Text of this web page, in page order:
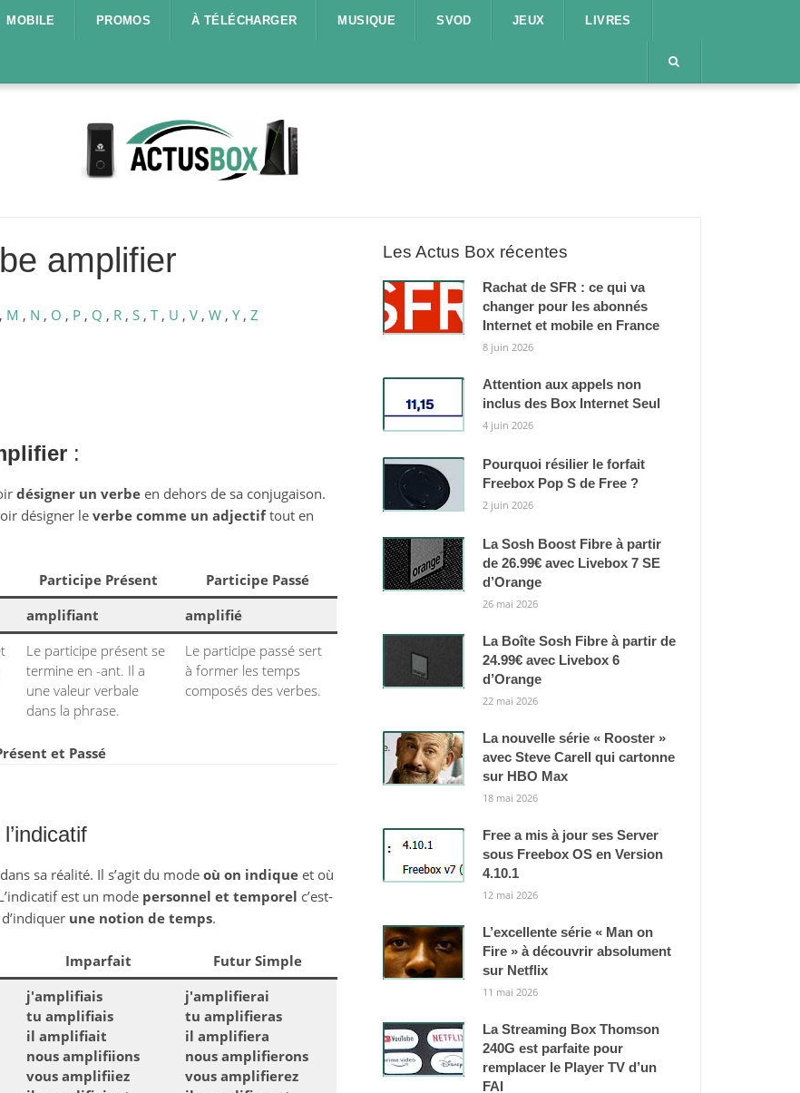
MOBILE PROMOS À TÉLÉCHARGER MUSIQUE SVOD JEUX LIVRES
amplifier
M , N , O , P, Q , R, S, T, U , V, W, Y, Z
:
désigner un verbeen dehors de sa conjugaison.
désigner le verbe comme un adjectiftout en
Participe Présent
Participe Passé
amplifiant
amplifié
Le participe présent se
termine en -ant. Il a
une valeur verbale
dans la phrase.
Le participe passé sert
à former les temps
composés des verbes.
et Passé
sa réalité. Il s’agit du mode où on indiqueet où
est un mode personnel et temporel c’est-
une notion de temps.
Imparfait
Futur Simple
j'amplifiais
tu amplifiais
il amplifiait
nous amplifiions
vous amplifiiez
j'amplifierai
tu amplifieras
il amplifiera
nous amplifierons
vous amplifierez
Les Actus Box récentes
Rachat de SFR : ce qui va
changer pour les abonnés
Internet et mobile en France
8 juin 2026
Attention aux appels non
inclus des Box Internet Seul
4 juin 2026
Pourquoi résilier le forfait
Freebox Pop S de Free ?
2 juin 2026
La Sosh Boost Fibre à partir
de 26.99€ avec Livebox 7 SE
d’Orange
26 mai 2026
La Boîte Sosh Fibre à partir de
24.99€ avec Livebox 6
d’Orange
22 mai 2026
La nouvelle série « Rooster »
avec Steve Carell qui cartonne
sur HBO Max
18 mai 2026
Free a mis à jour ses Server
sous Freebox OS en Version
4.10.1
12 mai 2026
L’excellente série « Man on
Fire » à découvrir absolument
sur Netflix
11 mai 2026
La Streaming Box Thomson
240G est parfaite pour
remplacer le Player TV d’un
FAI